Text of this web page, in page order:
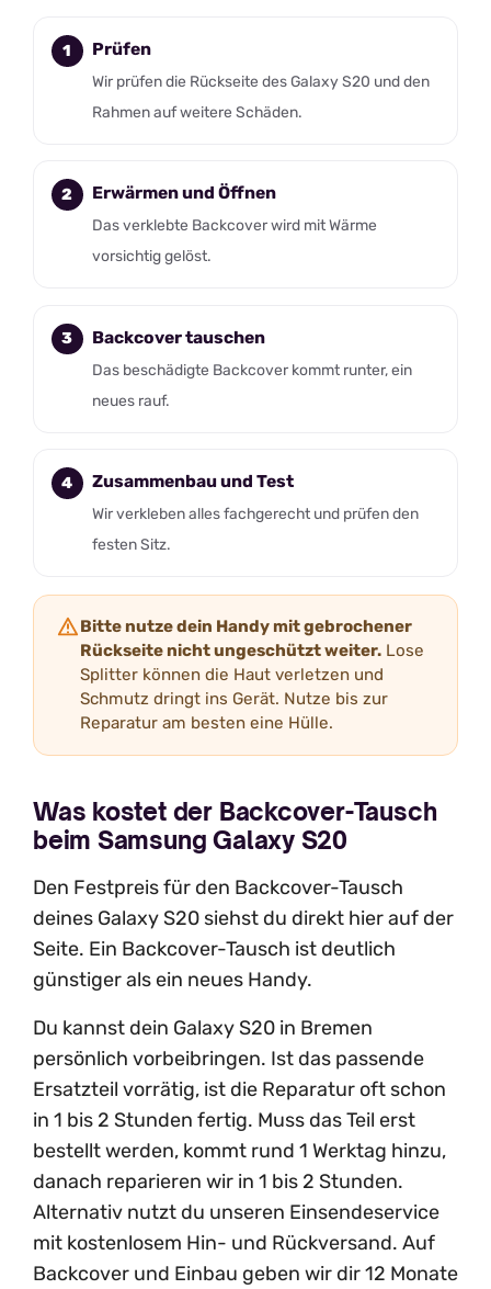
Prüfen
Wir prüfen die Rückseite des Galaxy S20 und den
Rahmen auf weitere Schäden.
Erwärmen und Öffnen
Das verklebte Backcover wird mit Wärme
vorsichtig gelöst.
Backcover tauschen
Das beschädigte Backcover kommt runter, ein
neues rauf.
Zusammenbau und Test
Wir verkleben alles fachgerecht und prüfen den
festen Sitz.
Bitte nutze dein Handy mit gebrochener
Rückseite nicht ungeschützt weiter. Lose
Splitter können die Haut verletzen und
Schmutz dringt ins Gerät. Nutze bis zur
Reparatur am besten eine Hülle.
Was kostet der Backcover-Tausch
beim Samsung Galaxy S20
Den Festpreis für den Backcover-Tausch
deines Galaxy S20 siehst du direkt hier auf der
Seite. Ein Backcover-Tausch ist deutlich
günstiger als ein neues Handy.
Du kannst dein Galaxy S20 in Bremen
persönlich vorbeibringen. Ist das passende
Ersatzteil vorrätig, ist die Reparatur oft schon
in 1 bis 2 Stunden fertig. Muss das Teil erst
bestellt werden, kommt rund 1 Werktag hinzu,
danach reparieren wir in 1 bis 2 Stunden.
Alternativ nutzt du unseren Einsendeservice
mit kostenlosem Hin- und Rückversand. Auf
Backcover und Einbau geben wir dir 12 Monate